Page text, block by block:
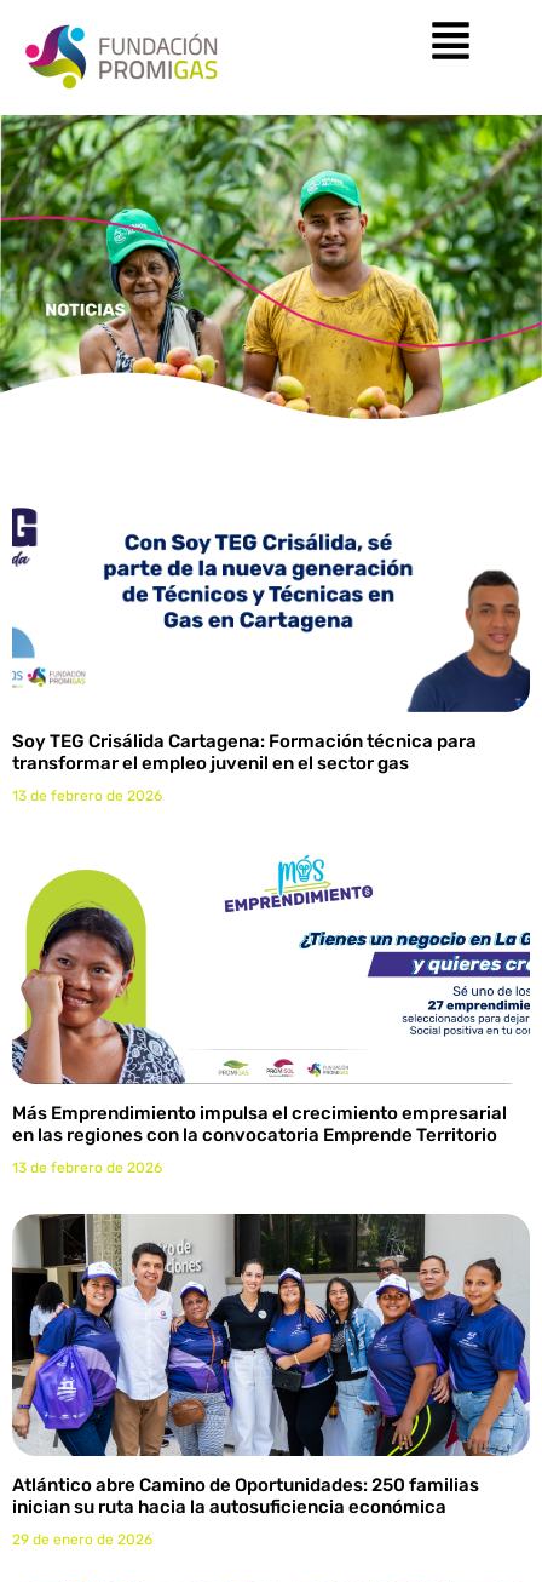
Soy TEG Crisálida Cartagena: Formación técnica para
transformar el empleo juvenil en el sector gas
13 de febrero de 2026
Más Emprendimiento impulsa el crecimiento empresarial
en las regiones con la convocatoria Emprende Territorio
13 de febrero de 2026
Atlántico abre Camino de Oportunidades: 250 familias
inician su ruta hacia la autosuficiencia económica
29 de enero de 2026